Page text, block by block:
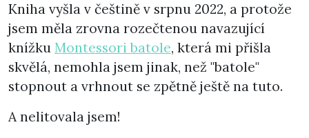
Kniha vyšla v češtině v srpnu 2022, a protože
jsem měla zrovna rozečtenou navazující
knížku Montessori batole, která mi přišla
skvělá, nemohla jsem jinak, než "batole"
stopnout a vrhnout se zpětně ještě na tuto.
A nelitovala jsem!